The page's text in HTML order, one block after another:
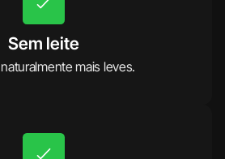
Sem leite
mais leves.